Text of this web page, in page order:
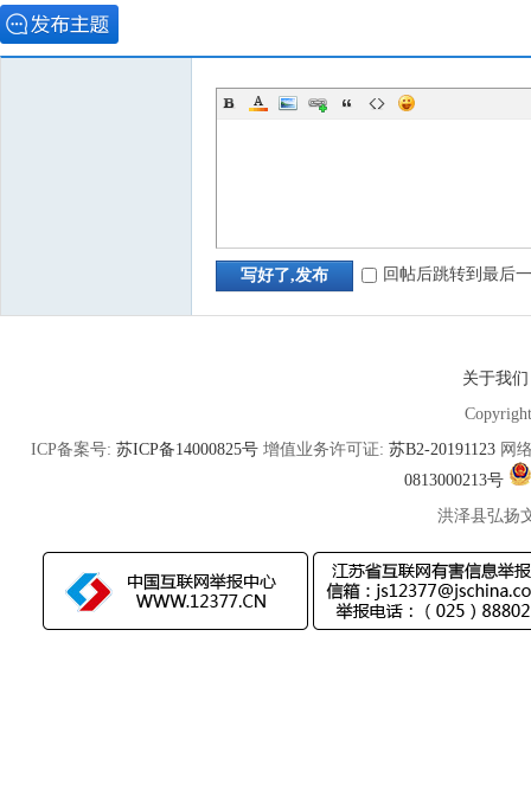
写好了,发布 回帖后跳转到最后
关于我们
ICP备案号: 苏ICP备14000825号 增值业务许可证: 苏B2-20191123 网
0813000213号
洪泽县弘扬